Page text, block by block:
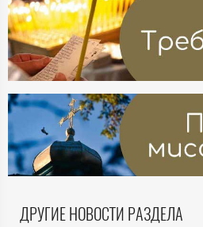
ДРУГИЕ НОВОСТИ РАЗДЕЛА